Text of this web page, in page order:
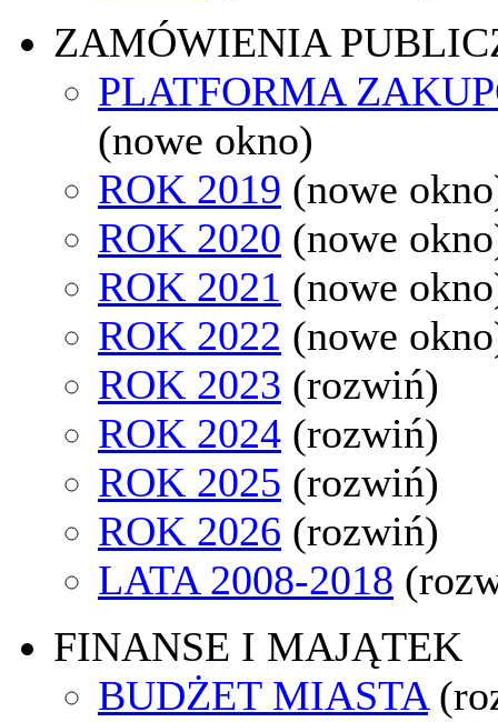
ZAMÓWIENIA
PLATFORMA
(nowe okno)
ROK 2019 (nowe
ROK 2020 (nowe
ROK 2021 (nowe
ROK 2022 (nowe
ROK 2023 (rozwiń)
ROK 2024 (rozwiń)
ROK 2025 (rozwiń)
ROK 2026 (rozwiń)
LATA 2008-2018
FINANSE I MAJĄTEK
BUDŻET MIASTA